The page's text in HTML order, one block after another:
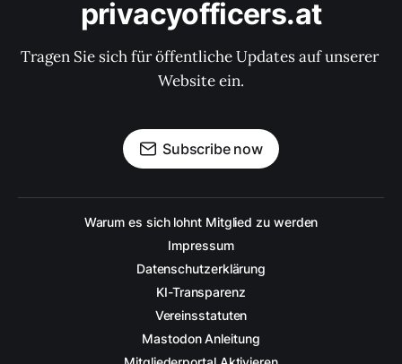
privacyofficers.at
Tragen Sie sich für öffentliche Updates auf unserer
Website ein.
Subscribe now
Warum es sich lohnt Mitglied zu werden
Impressum
Datenschutzerklärung
KI-Transparenz
Vereinsstatuten
Mastodon Anleitung